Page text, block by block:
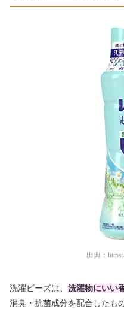
出典：
洗濯ビーズは、 洗濯物にいい
消臭・抗菌成分を配合したも